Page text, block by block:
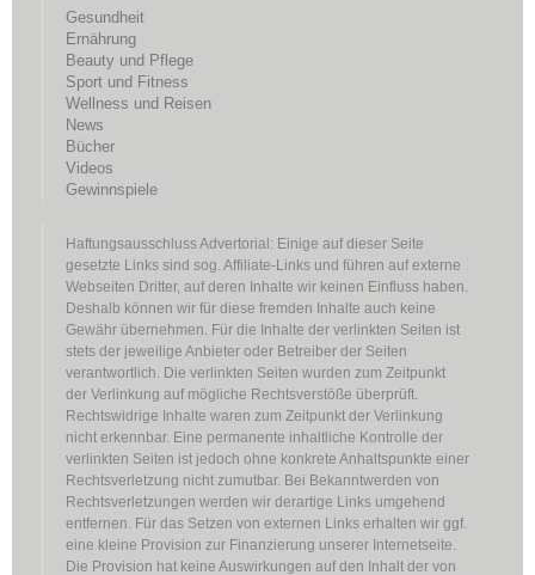
Gesundheit
Ernährung
Beauty und Pflege
Sport und Fitness
Wellness und Reisen
News
Bücher
Videos
Gewinnspiele
Haftungsausschluss Advertorial: Einige auf dieser Seite
gesetzte Links sind sog. Affiliate-Links und führen auf externe
Webseiten Dritter, auf deren Inhalte wir keinen Einfluss haben.
Deshalb können wir für diese fremden Inhalte auch keine
Gewähr übernehmen. Für die Inhalte der verlinkten Seiten ist
stets der jeweilige Anbieter oder Betreiber der Seiten
verantwortlich. Die verlinkten Seiten wurden zum Zeitpunkt
der Verlinkung auf mögliche Rechtsverstöße überprüft.
Rechtswidrige Inhalte waren zum Zeitpunkt der Verlinkung
nicht erkennbar. Eine permanente inhaltliche Kontrolle der
verlinkten Seiten ist jedoch ohne konkrete Anhaltspunkte einer
Rechtsverletzung nicht zumutbar. Bei Bekanntwerden von
Rechtsverletzungen werden wir derartige Links umgehend
entfernen. Für das Setzen von externen Links erhalten wir ggf.
eine kleine Provision zur Finanzierung unserer Internetseite.
Die Provision hat keine Auswirkungen auf den Inhalt der von